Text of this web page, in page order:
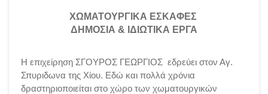
ΧΩΜΑΤΟΥΡΓΙΚΑ ΕΣΚΑΦΕΣ
ΔΗΜΟΣΙΑ & ΙΔΙΩΤΙΚΑ ΕΡΓΑ
Η επιχείρηση ΣΓΟΥΡΟΣ ΓΕΩΡΓΙΟΣ εδρεύει στον Αγ.
Σπυριδωνα της Χίου. Εδώ και πολλά χρόνια
δραστηριοποιείται στο χώρο των χωματουργικών